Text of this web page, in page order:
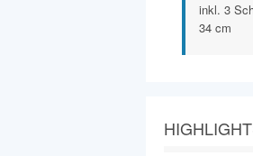
inkl. 3
34 cm